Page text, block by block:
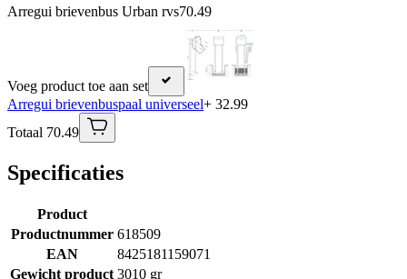
Arregui brievenbus Urban rvs70.49
Voeg product toe aan set
Arregui brievenbuspaal universeel+ 32.99
Totaal 70.49
Specificaties
Product
Productnummer 618509
EAN
8425181159071
Gewicht product 3010 gr